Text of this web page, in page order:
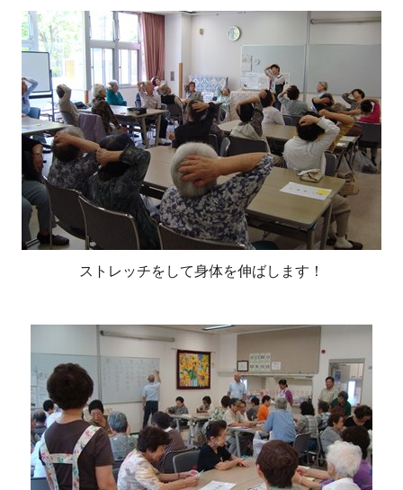
ストレッチをして身体を伸ばします！